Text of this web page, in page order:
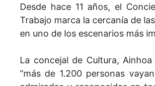
Desde hace 11 años, el
Trabajo marca la cercanía de
en uno de los escenarios más
La concejal de Cultura,
“más de 1.200 personas